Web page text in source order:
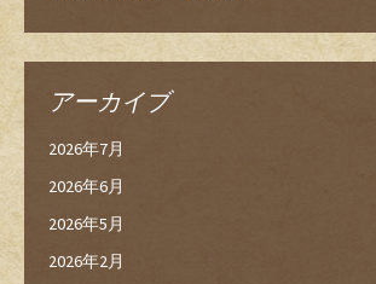
アーカイブ
2026年7月
2026年6月
2026年5月
2026年2月